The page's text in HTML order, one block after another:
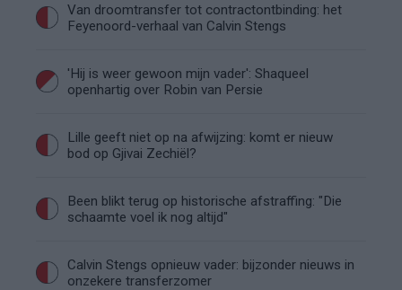
Van droomtransfer tot contractontbinding: het
Feyenoord-verhaal van Calvin Stengs
'Hij is weer gewoon mijn vader': Shaqueel
openhartig over Robin van Persie
Lille geeft niet op na afwijzing: komt er nieuw
bod op Gjivai Zechiël?
Been blikt terug op historische afstraffing: "Die
schaamte voel ik nog altijd"
Calvin Stengs opnieuw vader: bijzonder nieuws in
onzekere transferzomer